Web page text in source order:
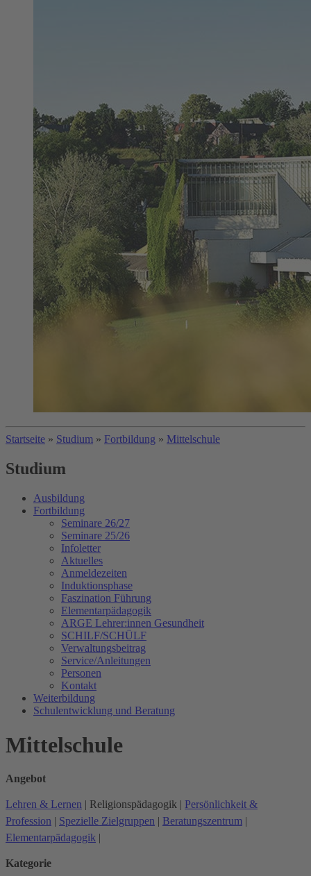
Startseite » Studium » Fortbildung » Mittelschule
Studium
Ausbildung
Fortbildung
Seminare 26/27
Seminare 25/26
Infoletter
Aktuelles
Anmeldezeiten
Induktionsphase
Faszination Führung
Elementarpädagogik
ARGE Lehrer:innen Gesundheit
SCHILF/SCHÜLF
Verwaltungsbeitrag
Service/Anleitungen
Personen
Kontakt
Weiterbildung
Schulentwicklung und Beratung
Mittelschule
Angebot
Lehren & Lernen | Religionspädagogik | Persönlichkeit &
Profession | Spezielle Zielgruppen | Beratungszentrum |
Elementarpädagogik |
Kategorie